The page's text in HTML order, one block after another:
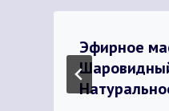
Эфирное